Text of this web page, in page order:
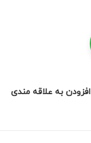
افزودن به علاقه مندی